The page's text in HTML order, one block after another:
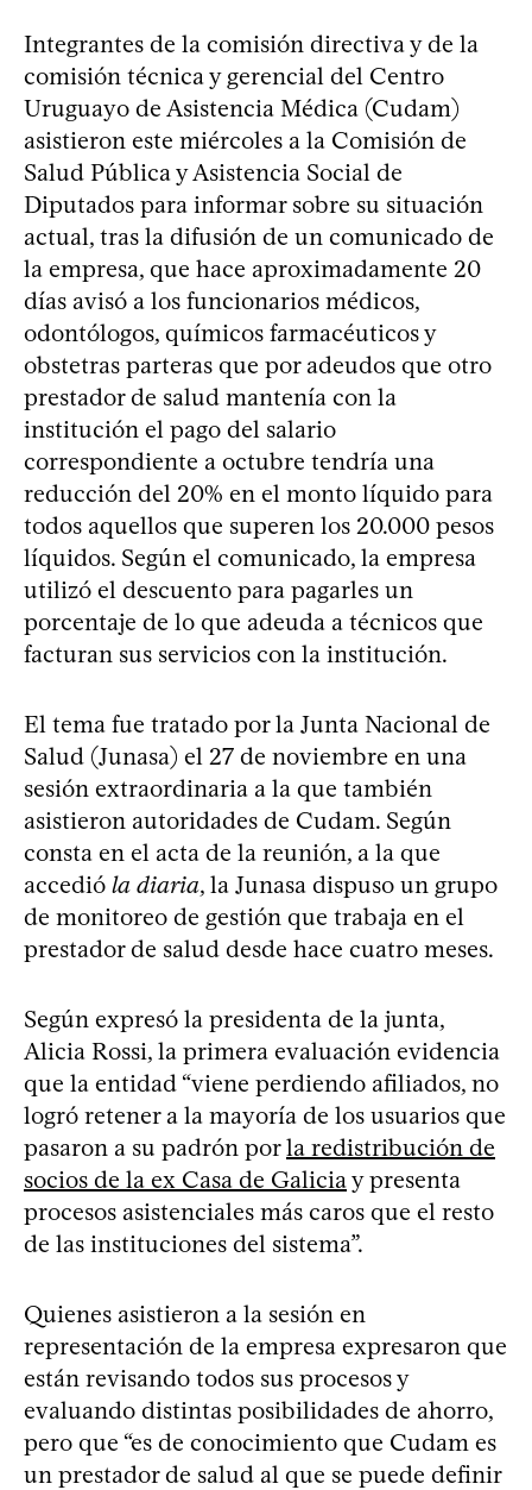
Integrantes de la comisión directiva y de la
comisión técnica y gerencial del Centro
Uruguayo de Asistencia Médica (Cudam)
asistieron este miércoles a la Comisión de
Salud Pública y Asistencia Social de
Diputados para informar sobre su situación
actual, tras la difusión de un comunicado de
la empresa, que hace aproximadamente 20
días avisó a los funcionarios médicos,
odontólogos, químicos farmacéuticos y
obstetras parteras que por adeudos que otro
prestador de salud mantenía con la
institución el pago del salario
correspondiente a octubre tendría una
reducción del 20% en el monto líquido para
todos aquellos que superen los 20.000 pesos
líquidos. Según el comunicado, la empresa
utilizó el descuento para pagarles un
porcentaje de lo que adeuda a técnicos que
facturan sus servicios con la institución.
El tema fue tratado por la Junta Nacional de
Salud (Junasa) el 27 de noviembre en una
sesión extraordinaria a la que también
asistieron autoridades de Cudam. Según
consta en el acta de la reunión, a la que
accedió la diaria, la Junasa dispuso un grupo
de monitoreo de gestión que trabaja en el
prestador de salud desde hace cuatro meses.
Según expresó la presidenta de la junta,
Alicia Rossi, la primera evaluación evidencia
que la entidad “viene perdiendo afiliados, no
logró retener a la mayoría de los usuarios que
pasaron a su padrón porla redistribución de
socios de la ex Casa de Galiciay presenta
procesos asistenciales más caros que el resto
de las instituciones del sistema”.
Quienes asistieron a la sesión en
representación de la empresa expresaron que
están revisando todos sus procesos y
evaluando distintas posibilidades de ahorro,
pero que “es de conocimiento que Cudam es
un prestador de salud al que se puede definir